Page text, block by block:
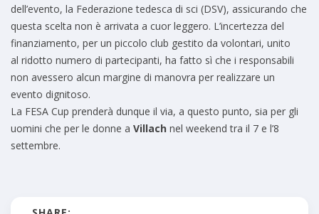
dell’evento, la Federazione tedesca di sci (DSV), assicurando che
questa scelta non è arrivata a cuor leggero. L’incertezza del
finanziamento, per un piccolo club gestito da volontari, unito
al ridotto numero di partecipanti, ha fatto sì che i responsabili
non avessero alcun margine di manovra per realizzare un
evento dignitoso.
La FESA Cup prenderà dunque il via, a questo punto, sia per gli
uomini che per le donne a Villach nel weekend tra il 7 e l’8
settembre.